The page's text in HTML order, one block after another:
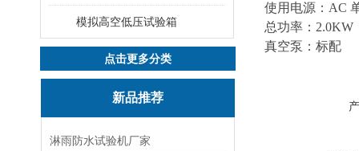
模拟高空低压试验箱
点击更多分类
新品推荐
淋雨防水试验机厂家
使用电源：AC
总功率：2.0KW
真空泵：标配